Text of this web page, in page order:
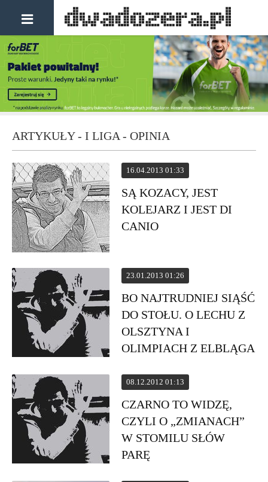
ARTYKUŁY - I LIGA - OPINIA
16.04.2013 01:33
SĄ KOZACY, JEST
KOLEJARZ I JEST DI
CANIO
23.01.2013 01:26
BO NAJTRUDNIEJ SIĄŚĆ
DO STOŁU. O LECHU Z
OLSZTYNA I
OLIMPIACH Z ELBLĄGA
08.12.2012 01:13
CZARNO TO WIDZĘ,
CZYLI O „ZMIANACH”
W STOMILU SŁÓW
PARĘ